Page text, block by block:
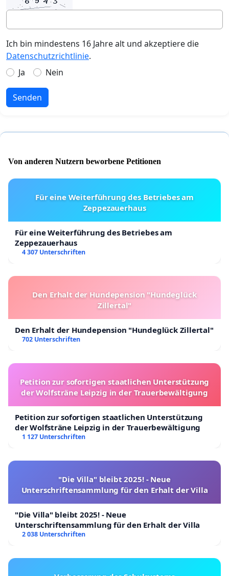
Ich bin mindestens 16 Jahre alt und akzeptiere die
Datenschutzrichtlinie.
Ja
Nein
Senden
Von anderen Nutzern beworbene Petitionen
Für eine Weiterführung des Betriebes am
Zeppezauerhaus
Für eine Weiterführung des Betriebes am
Zeppezauerhaus
4 307 Unterschriften
Den Erhalt der Hundepension "Hundeglück
Zillertal"
Den Erhalt der Hundepension "Hundeglück Zillertal"
702 Unterschriften
Petition zur sofortigen staatlichen Unterstützung
der Wolfsträne Leipzig in der Trauerbewältigung
Petition zur sofortigen staatlichen Unterstützung
der Wolfsträne Leipzig in der Trauerbewältigung
1 127 Unterschriften
"Die Villa" bleibt 2025! - Neue
Unterschriftensammlung für den Erhalt der Villa
"Die Villa" bleibt 2025! - Neue
Unterschriftensammlung für den Erhalt der Villa
2 038 Unterschriften